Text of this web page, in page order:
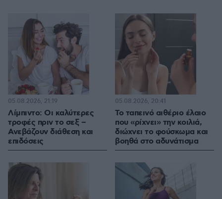
Λίμπιντο: Οι καλύτερες
τροφές πριν το σεξ –
Ανεβάζουν διάθεση και
επιδόσεις
05.08.2026, 21:19
Το ταπεινό αιθέριο έλαιο
που «ρίχνει» την κοιλιά,
διώχνει το φούσκωμα και
βοηθά στο αδυνάτισμα
05.08.2026, 20:41